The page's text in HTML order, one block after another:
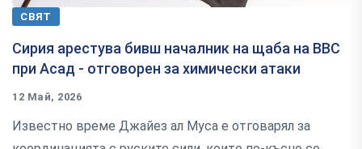
СВЯТ
Сирия арестува бивш началник на щаба на ВВС
при Асад - отговорен за химически атаки
12 Май, 2026
Известно време Джайез ал Муса е отговарял за